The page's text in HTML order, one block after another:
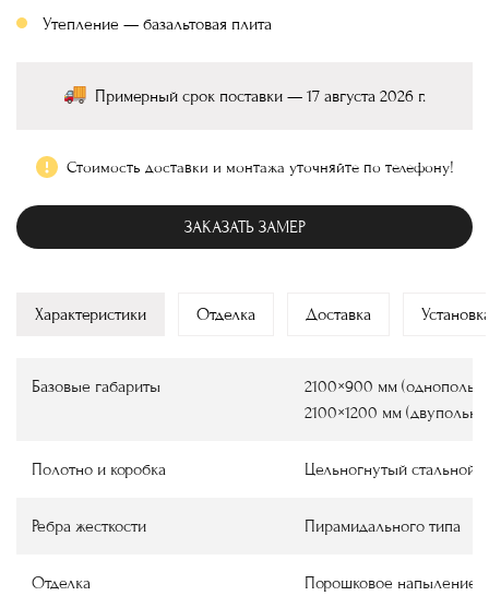
Утепление — базальтовая плита
Примерный срок поставки — 17 августа 2026 г.
Стоимость доставки и монтажа уточняйте по телефону!
ЗАКАЗАТЬ ЗАМЕР
Характеристики Отделка Доставка
Базовые габариты
2100×900 мм
2100×1200 мм
Полотно и коробка Цельногнутый стальной
Ребра жесткости Пирамидального типа
Отделка Порошковое напыление